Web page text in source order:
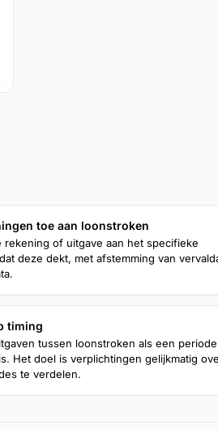
toe aan loonstroken
rekening of uitgave aan het specifieke
deze dekt, met afstemming van
timing
tussen loonstroken als een periode
Het doel is verplichtingen gelijkmatig
te verdelen.